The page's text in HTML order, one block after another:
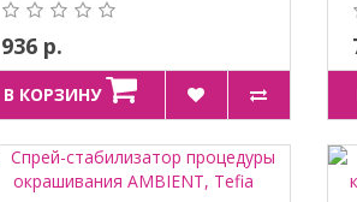
936 р.
В КОРЗИНУ